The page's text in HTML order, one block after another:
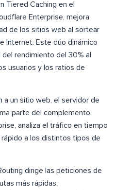
Tiered Caching en el
Enterprise, mejora
de los sitios web al sortear
Internet. Este dúo dinámico
rendimiento del 30% al
usuarios y los ratios de
a un sitio web, el servidor de
parte del complemento
analiza el tráfico en tiempo
a los distintos tipos de
dirige las peticiones de
más rápidas,